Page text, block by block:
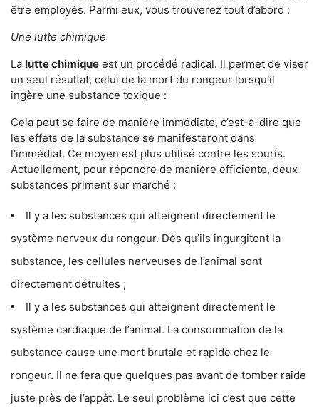
être employés. Parmi eux, vous trouverez tout d’abord :
Une lutte chimique
La lutte chimique est un procédé radical. Il permet de viser
un seul résultat, celui de la mort du rongeur lorsqu'il
ingère une substance toxique :
Cela peut se faire de manière immédiate, c’est-à-dire que
les effets de la substance se manifesteront dans
l'immédiat. Ce moyen est plus utilisé contre les souris.
Actuellement, pour répondre de manière efficiente, deux
substances priment sur marché :
Il y a les substances qui atteignent directement le
système nerveux du rongeur. Dès qu’ils ingurgitent la
substance, les cellules nerveuses de l’animal sont
directement détruites ;
Il y a les substances qui atteignent directement le
système cardiaque de l’animal. La consommation de la
substance cause une mort brutale et rapide chez le
rongeur. Il ne fera que quelques pas avant de tomber raide
juste près de l’appât. Le seul problème ici c’est que cette